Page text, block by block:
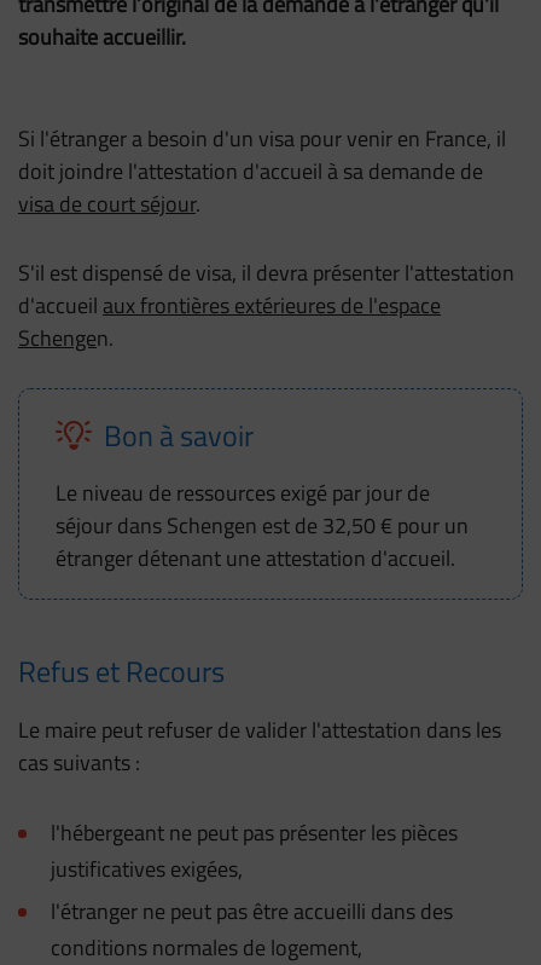
souhaite accueillir.
Si l'étranger a besoin d'un visa pour venir en France, il
doit joindre l'attestation d'accueil à sa demande de
visa de court séjour.
S'il est dispensé de visa, il devra présenter l'attestation
d'accueil aux frontières extérieures de l'espace
Schengen.
Le niveau de ressources exigé par jour de
séjour dans Schengen est de 32,50 € pour un
étranger détenant une attestation d'accueil.
Refus et Recours
Le maire peut refuser de valider l'attestation dans les
cas suivants :
l'hébergeant ne peut pas présenter les pièces
justificatives exigées,
l'étranger ne peut pas être accueilli dans des
conditions normales de logement,